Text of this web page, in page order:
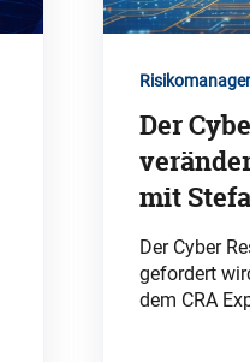
Der
mit
Der Cyber
gefordert
dem CRA